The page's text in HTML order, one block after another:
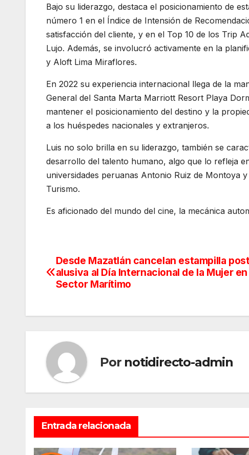
Bajo su liderazgo, destaca el posicionamiento de
número 1 en el Índice de Intensión de
satisfacción del cliente, y en el Top 10 de los Trip
Lujo. Además, se involucró activamente en la
y Aloft Lima Miraflores.
En 2022 su experiencia internacional llega de la
General del Santa Marta Marriott Resort Playa
mantener el posicionamiento del destino y la
a los huéspedes nacionales y extranjeros.
Luis no solo brilla en su liderazgo, también se
desarrollo del talento humano, algo que lo refleja
universidades peruanas Antonio Ruiz de Montoya
Turismo.
Es aficionado del mundo del cine, la mecánica
Navegación
de
Desde Mazatlán cancelan estampilla
alusiva al Día Internacional de la Mujer
Sector Marítimo
Por notidirecto-admin
Entrada relacionada